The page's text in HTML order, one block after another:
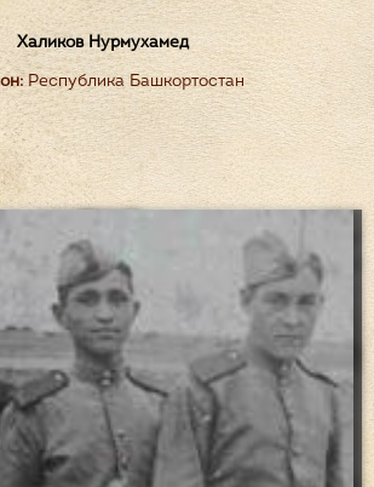
Халиков Нурмухамед
Республика Башкортостан